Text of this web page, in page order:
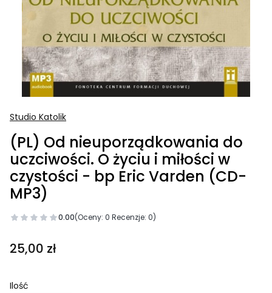
Studio Katolik
(PL) Od nieuporządkowania do
uczciwości. O życiu i miłości w
czystości - bp Eric Varden (CD-
MP3)
0.00(Oceny: 0 Recenzje: 0)
Cena
25,00 zł
Ilość